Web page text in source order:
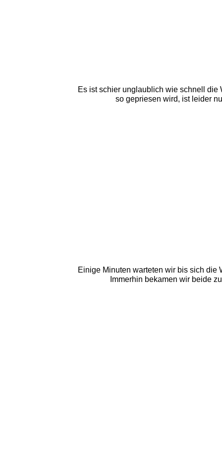
Es ist schier unglaublich wie schnell die
so gepriesen wird, ist leider
Einige Minuten warteten wir bis sich
Immerhin bekamen wir beide